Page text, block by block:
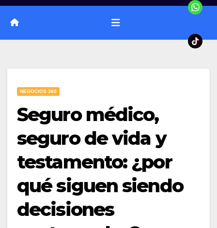
NEGOCIOS 360
Seguro médico,
seguro de vida y
testamento: ¿por
qué siguen siendo
decisiones